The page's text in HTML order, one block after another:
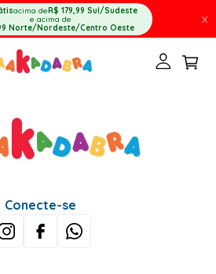
acima deR$ 179,99 Sul/Sudeste
e acima de
Norte/Nordeste/Centro Oeste
X
Conecte-se